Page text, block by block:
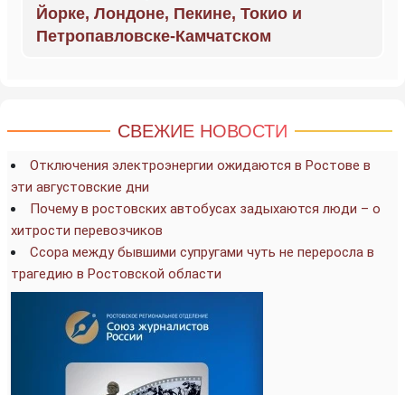
Йорке, Лондоне, Пекине, Токио и
Петропавловске-Камчатском
СВЕЖИЕ НОВОСТИ
Отключения электроэнергии ожидаются в Ростове в
эти августовские дни
Почему в ростовских автобусах задыхаются люди – о
хитрости перевозчиков
Ссора между бывшими супругами чуть не переросла в
трагедию в Ростовской области